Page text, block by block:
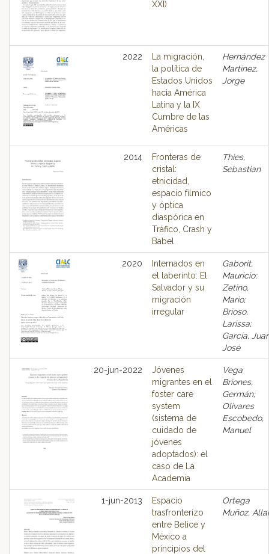
XXI)
2022
La migración,
la política de
Estados Unidos
hacia América
Latina y la IX
Cumbre de las
Américas
Hernández
Martínez,
Jorge
2014
Fronteras de
cristal:
etnicidad,
espacio fílmico
y óptica
diaspórica en
Tráfico, Crash y
Babel
Thies,
Sebastian
2020
Internados en
el laberinto: El
Salvador y su
migración
irregular
Gaborit,
Mauricio;
Zetino,
Mario;
Brioso,
Larissa;
García,
José
20-jun-2022
Jóvenes
migrantes en el
foster care
system
(sistema de
cuidado de
jóvenes
adoptados): el
caso de La
Academia
Vega
Briones,
Germán;
Olivares
Escobedo,
Manuel
1-jun-2013
Espacio
trasfronterizo
entre Belice y
México a
principios del
Ortega
Muñoz,